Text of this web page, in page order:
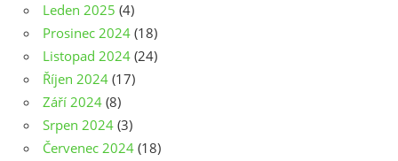
Leden 2025 (4)
Prosinec 2024 (18)
Listopad 2024 (24)
Říjen 2024 (17)
Září 2024 (8)
Srpen 2024 (3)
Červenec 2024 (18)